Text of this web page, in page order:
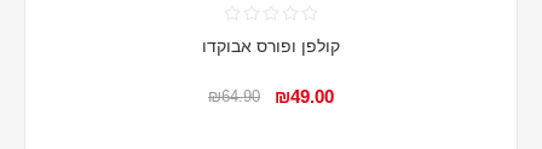
קולפן ופורס אבוקדו
₪49.00
₪64.90